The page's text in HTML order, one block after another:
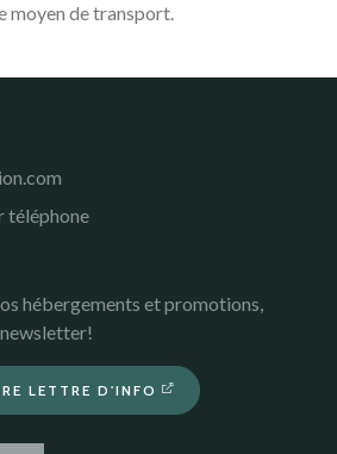
moyen de transport.
téléphone
hébergements et promotions,
LETTRE D'INFO